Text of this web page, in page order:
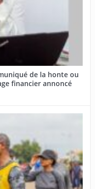
de la honte ou
financier annoncé